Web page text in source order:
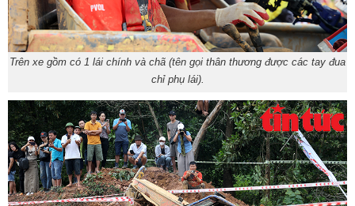
Trên xe gồm có 1 lái chính và chã (tên gọi thân thương được các tay đua
chỉ phụ lái).